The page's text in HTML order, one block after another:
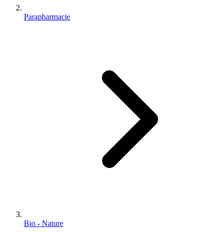
Parapharmacie
Bio - Nature